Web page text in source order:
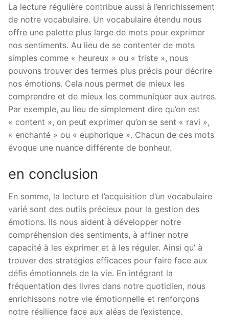
La lecture régulière contribue aussi à l’enrichissement
de notre vocabulaire. Un vocabulaire étendu nous
offre une palette plus large de mots pour exprimer
nos sentiments. Au lieu de se contenter de mots
simples comme « heureux » ou « triste », nous
pouvons trouver des termes plus précis pour décrire
nos émotions. Cela nous permet de mieux les
comprendre et de mieux les communiquer aux autres.
Par exemple, au lieu de simplement dire qu’on est
« content », on peut exprimer qu’on se sent « ravi »,
« enchanté » ou « euphorique ». Chacun de ces mots
évoque une nuance différente de bonheur.
en conclusion
En somme, la lecture et l’acquisition d’un vocabulaire
varié sont des outils précieux pour la gestion des
émotions. Ils nous aident à développer notre
compréhension des sentiments, à affiner notre
capacité à les exprimer et à les réguler. Ainsi qu’ à
trouver des stratégies efficaces pour faire face aux
défis émotionnels de la vie. En intégrant la
fréquentation des livres dans notre quotidien, nous
enrichissons notre vie émotionnelle et renforçons
notre résilience face aux aléas de l’existence.